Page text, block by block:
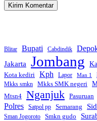
Blitar Bupati Cabdindik
Jakarta Jombang
Kota kediri Kph Lapor Man 1
Mkks smkn
Mkks SMK negeri
Mtsn4 Nganjuk Pasuruan
Polres Satpol pp Semarang
Sman Jogoroto
Smkn gudo